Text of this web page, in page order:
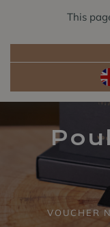
BALÍČKY
VOUCHER
This